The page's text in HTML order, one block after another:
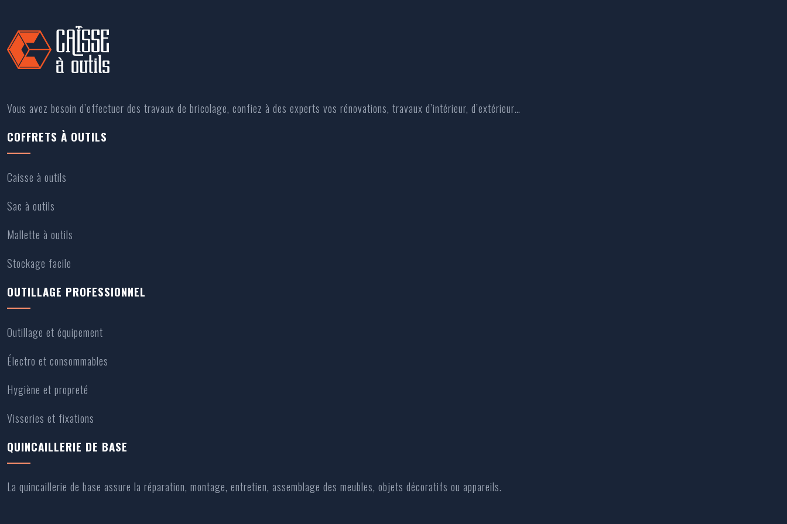
Vous avez besoin d’effectuer des travaux de bricolage, confiez à des experts vos rénovations, travaux d’intérieur, d’extérieur…
COFFRETS À OUTILS
Caisse à outils
Sac à outils
Mallette à outils
Stockage facile
OUTILLAGE PROFESSIONNEL
Outillage et équipement
Électro et consommables
Hygiène et propreté
Visseries et fixations
QUINCAILLERIE DE BASE
La quincaillerie de base assure la réparation, montage, entretien, assemblage des meubles, objets décoratifs ou appareils.